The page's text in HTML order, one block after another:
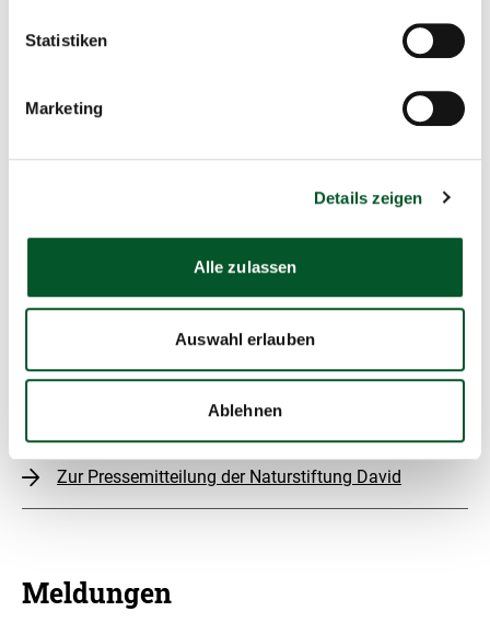
Statistiken
Marketing
Details zeigen
Alle zulassen
Auswahl erlauben
Ablehnen
Förderprogramm
©
Mehr erfahren
Zur Pressemitteilung des BMUKN
Zur Pressemitteilung der Naturstiftung David
Meldungen